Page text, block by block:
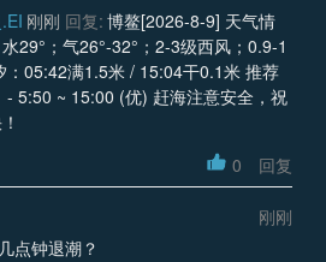
刚刚 回复: 博鳌[2026-8-9] 天气情
29°；气26°-32°；2-3级西风；0.9-1
：05:42满1.5米 / 15:04干0.1米 推荐
- 5:50 ~ 15:00 (优) 赶海注意安全，祝
0 回复
刚刚
点钟退潮？